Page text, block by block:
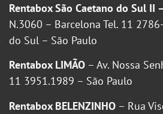
Rentabox São Caetano do Sul II –
N.3060 – Barcelona Tel. 11
do Sul – São Paulo
Rentabox LIMÃO – Av. Nossa
11 3951.1989 – São Paulo
Rentabox BELENZINHO – Rua